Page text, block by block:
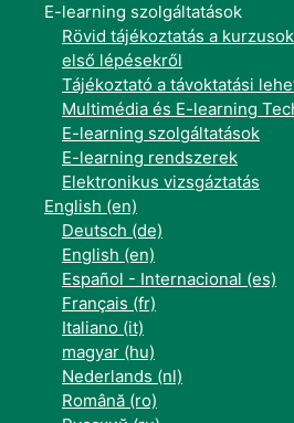
E-learning szolgáltatások
Rövid tájékoztatás a
első lépésekről
Tájékoztató a távoktatási
Multimédia és E-learning
E-learning szolgáltatások
E-learning rendszerek
Elektronikus vizsgáztatás
English ‎(en)‎
Deutsch ‎(de)‎
English ‎(en)‎
Español - Internacional ‎(es)‎
Français ‎(fr)‎
Italiano ‎(it)‎
magyar ‎(hu)‎
Nederlands ‎(nl)‎
Română ‎(ro)‎